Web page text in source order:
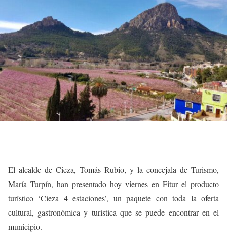
El alcalde de Cieza, Tomás Rubio, y la concejala de Turismo,
María Turpín, han presentado hoy viernes en Fitur el producto
turístico ‘Cieza 4 estaciones’, un paquete con toda la oferta
cultural, gastronómica y turística que se puede encontrar en el
municipio.